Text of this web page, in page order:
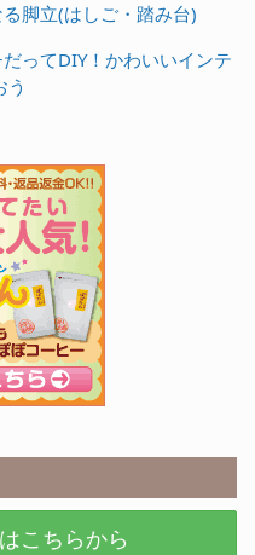
脚立(はしご・踏み台)
ってDIY！かわいいインテ
う
こちらから